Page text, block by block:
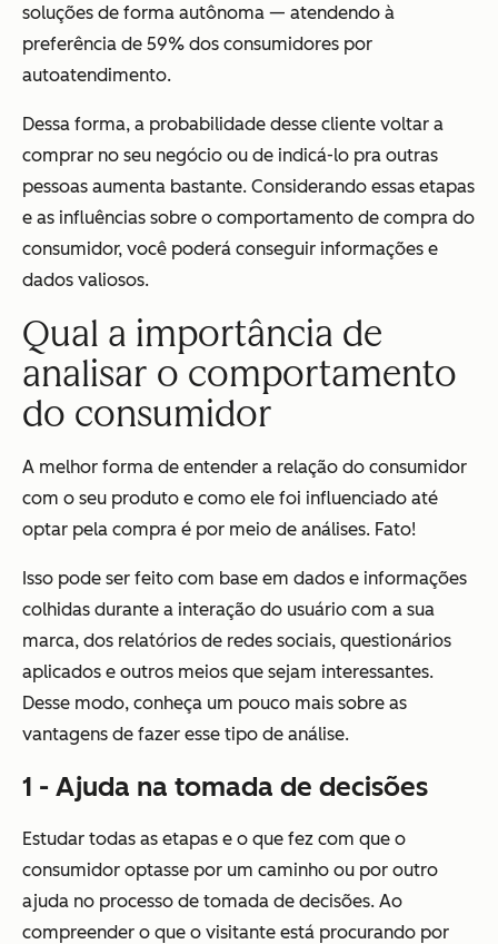
soluções de forma autônoma — atendendo à
preferência de 59% dos consumidores por
autoatendimento.
Dessa forma, a probabilidade desse cliente voltar a
comprar no seu negócio ou de indicá-lo pra outras
pessoas aumenta bastante. Considerando essas etapas
e as influências sobre o comportamento de compra do
consumidor, você poderá conseguir informações e
dados valiosos.
Qual a importância de
analisar o comportamento
do consumidor
A melhor forma de entender a relação do consumidor
com o seu produto e como ele foi influenciado até
optar pela compra é por meio de análises. Fato!
Isso pode ser feito com base em dados e informações
colhidas durante a interação do usuário com a sua
marca, dos relatórios de redes sociais, questionários
aplicados e outros meios que sejam interessantes.
Desse modo, conheça um pouco mais sobre as
vantagens de fazer esse tipo de análise.
1 - Ajuda na tomada de decisões
Estudar todas as etapas e o que fez com que o
consumidor optasse por um caminho ou por outro
ajuda no processo de tomada de decisões. Ao
compreender o que o visitante está procurando por